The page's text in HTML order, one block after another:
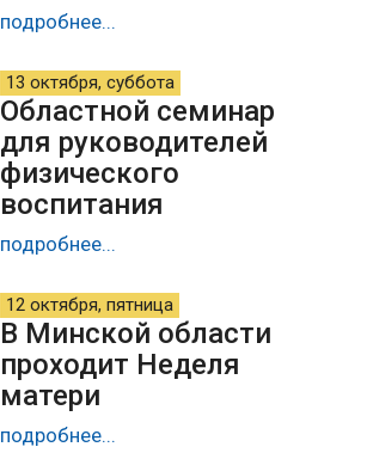
подробнее...
13 октября, суббота
Областной семинар
для руководителей
физического
воспитания
подробнее...
12 октября, пятница
В Минской области
проходит Неделя
матери
подробнее...